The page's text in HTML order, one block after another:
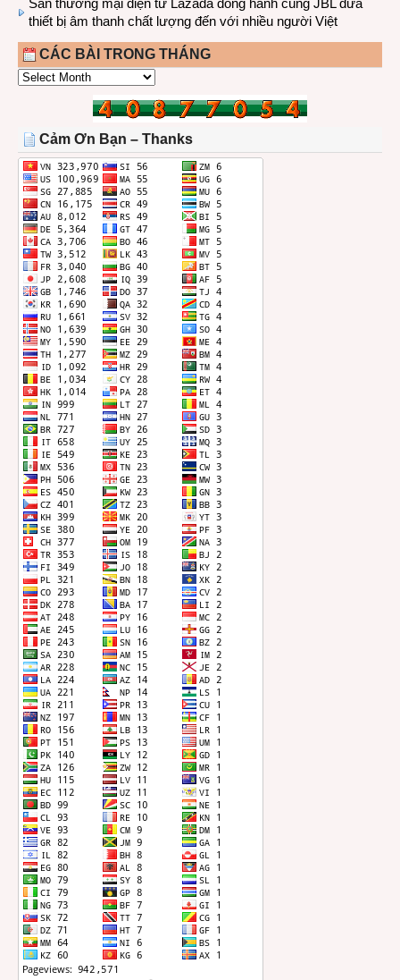
thiết bị âm thanh chất lượng đến với nhiều người Việt
CÁC BÀI TRONG THÁNG
CÁC
THÁNG
Cảm Ơn Bạn – Thanks